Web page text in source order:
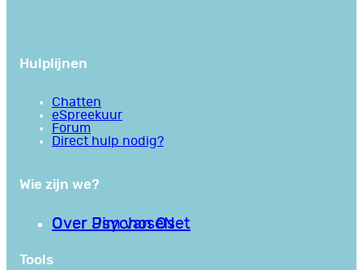
Hulplijnen
Chatten
eSpreekuur
Forum
Direct hulp nodig?
Wie zijn we?
Over PsychoseNet
Over Jim van Os
Tools